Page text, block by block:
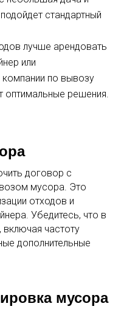
стандартный
лучше арендовать
или
компании по вывозу
оптимальные решения.
договор с
мусора. Это
отходов и
Убедитесь, что в
частоту
дополнительные
мусора